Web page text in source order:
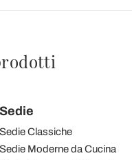
Sedie
Sedie Classiche
Sedie Moderne da Cucina